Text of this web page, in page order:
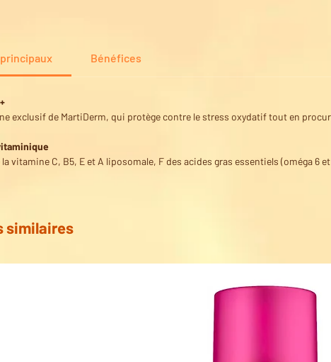
Bénéfices
exclusif de MartiDerm, qui protège contre le stress oxydatif tout en
vitamine C, B5, E et A liposomale, F des acides gras essentiels (oméga 6
similaires